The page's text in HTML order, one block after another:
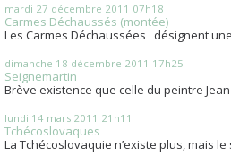
mardi 27 décembre 2011 07h18
Carmes Déchaussés (montée)
Les Carmes Déchaussées désignent
dimanche 18 décembre 2011 17h25
Seignemartin
Brève existence que celle du peintre
lundi 14 mars 2011 21h11
Tchécoslovaques
La Tchécoslovaquie n’existe plus, mais le